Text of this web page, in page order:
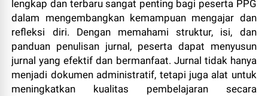
lengkap dan terbaru sangat penting bagi peserta PPG
dalam mengembangkan kemampuan mengajar dan
refleksi diri. Dengan memahami struktur, isi, dan
panduan penulisan jurnal, peserta dapat menyusun
jurnal yang efektif dan bermanfaat. Jurnal tidak hanya
menjadi dokumen administratif, tetapi juga alat untuk
meningkatkan kualitas pembelajaran secara